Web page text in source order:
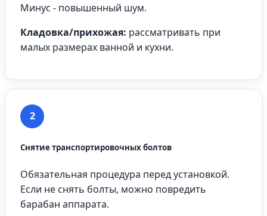
Минус - повышенный шум.
Кладовка/прихожая: рассматривать при
малых размерах ванной и кухни.
2
Снятие транспортировочных болтов
Обязательная процедура перед установкой.
Если не снять болты, можно повредить
барабан аппарата.